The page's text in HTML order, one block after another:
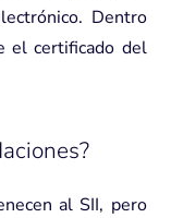
Dentro
el certificado del
al SII, pero